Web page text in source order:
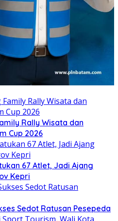
Rally Wisata dan
Cup 2026
67 Atlet, Jadi Ajang
Kepri
Sedot Ratusan Pesepeda